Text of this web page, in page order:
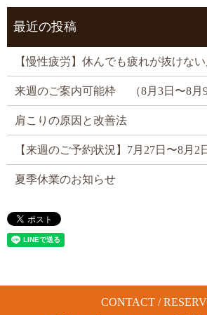
最近の投稿
【慢性疲労】休んでも疲れが抜けな
来週のご案内可能枠 （8月3日〜8月9
肩こりの原因と改善法
【来週のご予約状況】7月27日〜8月2
夏季休業のお知らせ
CONTACT /